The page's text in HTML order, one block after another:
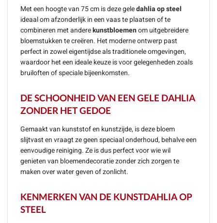
Met een hoogte van 75 cm is deze geledahlia op steel
ideaal om afzonderlijk in een vaas te plaatsen of te
combineren met anderekunstbloemenom uitgebreidere
bloemstukken te creëren. Het moderne ontwerp past
perfect in zowel eigentijdse als traditionele omgevingen,
waardoor het een ideale keuze is voor gelegenheden zoals
bruiloften of speciale bijeenkomsten.
DE SCHOONHEID VAN EEN GELE DAHLIA
ZONDER HET GEDOE
Gemaakt van kunststof en kunstzijde, is deze bloem
slijtvast en vraagt ze geen speciaal onderhoud, behalve een
eenvoudige reiniging. Ze is dus perfect voor wie wil
genieten van bloemendecoratie zonder zich zorgen te
maken over water geven of zonlicht.
KENMERKEN VAN DE KUNSTDAHLIA OP
STEEL